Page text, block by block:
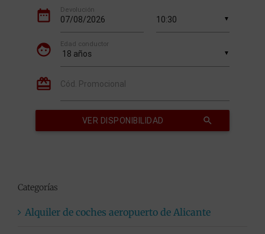
Categorías
Alquiler de coches aeropuerto de Alicante